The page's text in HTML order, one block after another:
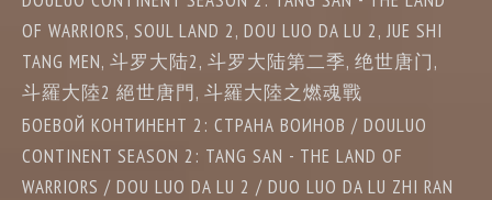
OF WARRIORS, SOUL LAND 2, DOU LUO DA LU 2, JUE SHI
TANG MEN, 斗罗大陆2, 斗罗大陆第二季, 绝世唐门,
斗羅大陸2 絕世唐門, 斗羅大陸之燃魂戰
БОЕВОЙ КОНТИНЕНТ 2: СТРАНА ВОИНОВ / DOULUO
CONTINENT SEASON 2: TANG SAN - THE LAND OF
WARRIORS / DOU LUO DA LU 2 / DUO LUO DA LU ZHI RAN